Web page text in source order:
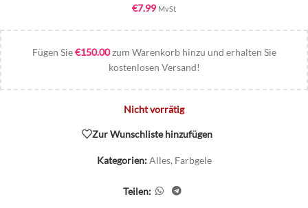
€7.99 MvSt
Fügen Sie€150.00zum Warenkorb hinzu und erhalten Sie
kostenlosen Versand!
Nicht vorrätig
Zur Wunschliste hinzufügen
Kategorien: Alles, Farbgele
Teilen: